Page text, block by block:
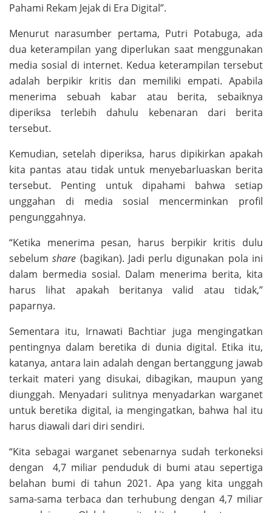
Pahami Rekam Jejak di Era Digital”.
Menurut narasumber pertama, Putri Potabuga, ada
dua keterampilan yang diperlukan saat menggunakan
media sosial di internet. Kedua keterampilan tersebut
adalah berpikir kritis dan memiliki empati. Apabila
menerima sebuah kabar atau berita, sebaiknya
diperiksa terlebih dahulu kebenaran dari berita
tersebut.
Kemudian, setelah diperiksa, harus dipikirkan apakah
kita pantas atau tidak untuk menyebarluaskan berita
tersebut. Penting untuk dipahami bahwa setiap
unggahan di media sosial mencerminkan profil
pengunggahnya.
“Ketika menerima pesan, harus berpikir kritis dulu
sebelumshare (bagikan). Jadi perlu digunakan pola ini
dalam bermedia sosial. Dalam menerima berita, kita
harus lihat apakah beritanya valid atau tidak,”
paparnya.
Sementara itu, Irnawati Bachtiar juga mengingatkan
pentingnya dalam beretika di dunia digital. Etika itu,
katanya, antara lain adalah dengan bertanggung jawab
terkait materi yang disukai, dibagikan, maupun yang
diunggah. Menyadari sulitnya menyadarkan warganet
untuk beretika digital, ia mengingatkan, bahwa hal itu
harus diawali dari diri sendiri.
“Kita sebagai warganet sebenarnya sudah terkoneksi
dengan 4,7 miliar penduduk di bumi atau sepertiga
belahan bumi di tahun 2021. Apa yang kita unggah
sama-sama terbaca dan terhubung dengan 4,7 miliar